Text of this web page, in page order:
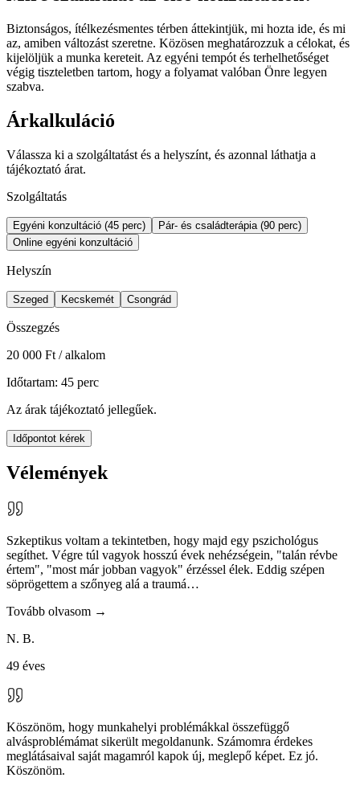
Biztonságos, ítélkezésmentes térben áttekintjük, mi hozta ide, és mi
az, amiben változást szeretne. Közösen meghatározzuk a célokat, és
kijelöljük a munka kereteit. Az egyéni tempót és terhelhetőséget
végig tiszteletben tartom, hogy a folyamat valóban Önre legyen
szabva.
Árkalkuláció
Válassza ki a szolgáltatást és a helyszínt, és azonnal láthatja a
tájékoztató árat.
Szolgáltatás
Egyéni konzultáció (45 perc)
Pár- és családterápia (90 perc)
Online egyéni konzultáció
Helyszín
Szeged Kecskemét Csongrád
Összegzés
20 000 Ft / alkalom
Időtartam: 45 perc
Az árak tájékoztató jellegűek.
Időpontot kérek
Vélemények
Szkeptikus voltam a tekintetben, hogy majd egy pszichológus
segíthet. Végre túl vagyok hosszú évek nehézségein, "talán révbe
értem", "most már jobban vagyok" érzéssel élek. Eddig szépen
söprögettem a szőnyeg alá a traumá…
Tovább olvasom →
N. B.
49 éves
Köszönöm, hogy munkahelyi problémákkal összefüggő
alvásproblémámat sikerült megoldanunk. Számomra érdekes
meglátásaival saját magamról kapok új, meglepő képet. Ez jó.
Köszönöm.